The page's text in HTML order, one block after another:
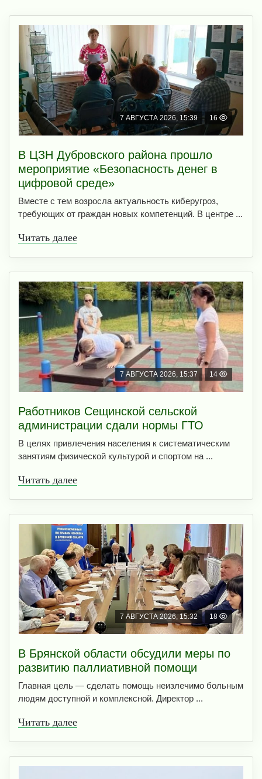
7 АВГУСТА 2026, 15:39 16
В ЦЗН Дубровского района прошло
мероприятие «Безопасность денег в
цифровой среде»
Вместе с тем возросла актуальность киберугроз,
требующих от граждан новых компетенций. В центре ...
Читать далее
7 АВГУСТА 2026, 15:37 14
Работников Сещинской сельской
администрации сдали нормы ГТО
В целях привлечения населения к систематическим
занятиям физической культурой и спортом на ...
Читать далее
7 АВГУСТА 2026, 15:32 18
В Брянской области обсудили меры по
развитию паллиативной помощи
Главная цель — сделать помощь неизлечимо больным
людям доступной и комплексной. Директор ...
Читать далее